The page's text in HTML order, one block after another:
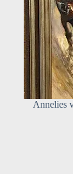
Annelies